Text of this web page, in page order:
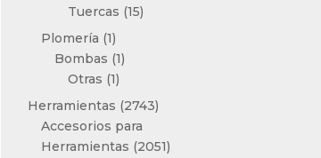
productos
Tuercas 1515
Plomería 11
producto
Bombas 11
Otras 11
producto
Herramientas 27432743
Accesorios para
Herramientas
20512051